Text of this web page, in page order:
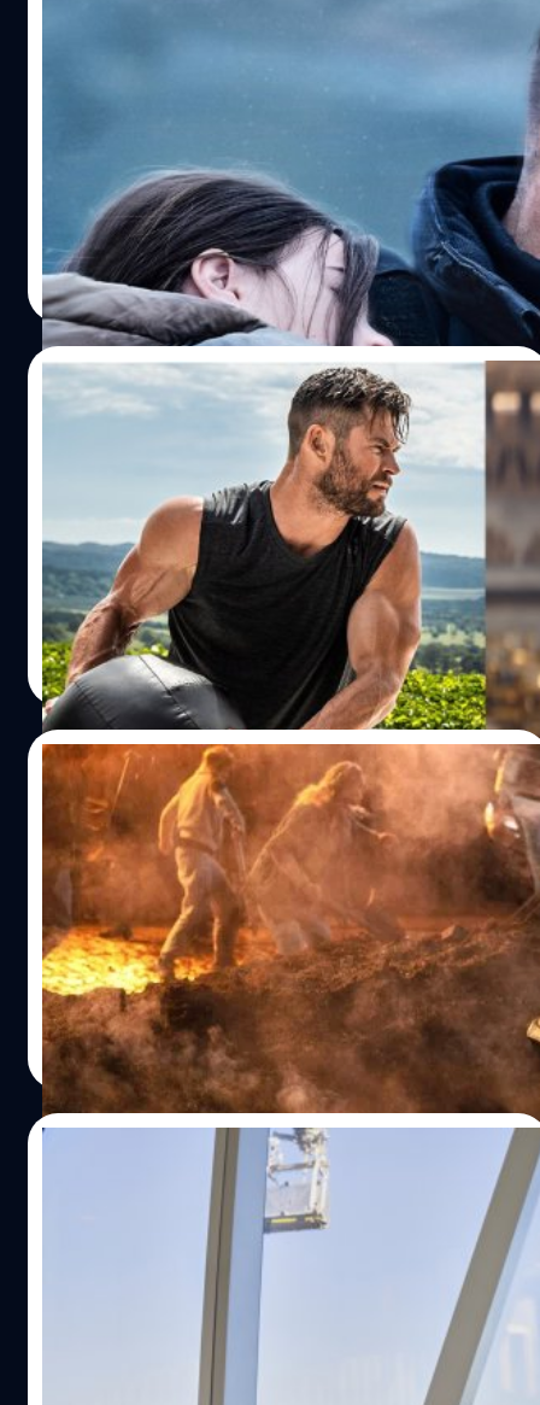
ภาพตระการตา ในภารกิจล่าสุดของ Chris
Netflix ได้ปล่อยตัวอย่างเต็มของ 'Extraction 2' ภาพยนตร์
แอ็กชันล่าสุดของ คริส เฮมสวอร์ธ ที่ยกระดับดีกรีความระห่ำ
ยิ่งขึ้นไปอีก
ปรีดี ฤกษ์วลีกุล| 1180 days ago
Read More
28/04/2023
Chris Hemsworth หนึ่งวันต้องกินอะไรบ้าง
เพื่อจะได้หุ่นเทพแบบ ‘ธอร์’
หากคุณเคยดูภาพยนตร์ของมาร์เวล สิ่งหนึ่งที่อาจจะทำให้
คุณทึ่งได้ตลอดนั่นก็คือหุ่นของ คริส เฮมส์เวิร์ธ (Chris
Hemsworth) หรือ ธอร์ เทพเจ้าสายฟ้า ที่ดูเหมือนกับว่าจะ
แข็งแกร่ง และ ฟิตขึ้นเรื่อย ๆ จนน่าตกใจ การที่หุ่นของเฮ
มส์เวิร์ธออกมาดูเฟิร์มแบบนี้ มี 2 สิ่งที่สำคัญที่เจ้าตัวยึดถือนั่น
ก็คือ การฝึกอย่างเทพ และ การกินอย่างเทพ เชฟประจำตัว
ของเฮมส์เวิร์ธ ได้ออกมาเปิดเผยเคล็ดลับการกินแบบเทพใน
ช่วงที่เฮมส์เวิร์ธนั้นเตรียมตัวสำหรับบทบาทธอร์ โดยเฉลี่ยแล้ว
จำนวนแคลอรี่ที่ผู้ชายทั่วไปควรได้รับต่อวันจะอยู่ 2,000-
2,500 แคลอรี่ แต่ทว่าดาราหนุ่มจะต้องกินมากกว่า 2 เท่านั่นก็
คือ 4,500 แคลอรี่ต่อวันเพื่อให้เพียงพอสำหรับการฝึกซ้อม
ของเขา โดยเชฟจะแบ่งออกเป็น 10 มื้อต่อวันประกอบไปด้วย ส
เต๊ก, ข้าว, บร็อกโคลี, ไก่ และ โปรตีนเชกรสกล้วย อีกทั้งเชฟ
ประจำตัวของเฮมส์เวิร์ธ ได้กล่าวชื่นชมต่อดาราหนุ่มหุ่นฟิตไว้
อีกว่า "เขามีวินัยอย่างมาก เมื่อเขาต้องควบคุมอาหาร เขาต้อง
เสียสละรสชาติของมัน เพื่อให้งานของเขาสำเร็จ" นี่ก็ถือว่าเป็น
เคล็ดลับการกินอย่างเทพง่าย ๆ สำหรับใครที่จะทำตามก็ต้อง
ออกกำลังกายให้เหมาะสมกับที่กินด้วยนะ ที่มา: ladbible
พิสูจน์อักษร : สุชยา เกษจำรัส
พรประภา รัตนศรีสุโรจน์| 1199 days ago
Read More
12/12/2022
Disney ส่งหนัง Marvel เข้าชิงออสการ์ ปี
2023 สาขาหนังยอดเยี่ยม-กำกับ-เทคนิคพิเศษ
ยอดเยี่ยม
Disney เตรียมส่งหนัง Marvel Studio 3 เรื่อง เข้าชิงรางวัลออ
สการ์ ปี 2023 ทั้งสาขาภาพยนตร์ยอดเยี่ยม, สาขาผู้กำกับ
ภาพยนตร์ยอดเยี่ยม และ สาขาเทคนิคพิเศษยอดเยี่ยม
ประภาส อยู่เย็น| 1336 days ago
Read More
18/11/2022
Chris Hemsworth ตรวจพบยีนเสี่ยง มีแนว
โน้มเป็นโรคอัลไซเมอร์มากกว่าคนปกติ 8-10
นักแสดงหนุ่ม คริส เฮมส์เวิร์ธ (Chris Hemsworth) เปิดเผยใน
สารคดี ‘Limitless with Chris Hemsworth’ ว่าตรวจพบยีนที่
มีแนวโน้มความเสี่ยงต่อโรคอัลไซเมอร์มากกว่าคนทั่วไป 8-10